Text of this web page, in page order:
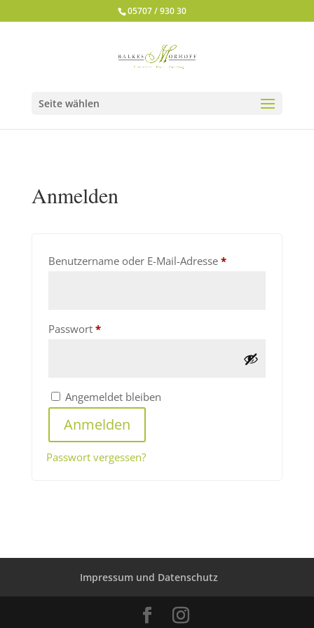
05707 / 930 30
Seite wählen
Anmelden
Benutzername oder E-Mail-Adresse *Erforderlich
Passwort *Erforderlich
Angemeldet bleiben
Anmelden
Passwort vergessen?
Impressum und Datenschutz